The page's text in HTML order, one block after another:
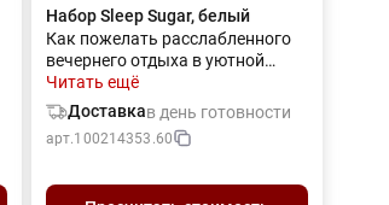
Набор Sleep Sugar, белый
Как пожелать расслабленного
вечернего отдыха в уютной
атмосфере и только приятных
снов после? Sleep Sugar — как
трепетное признание и самая
нежная забота, милый и вместе
подарок. Осталось только
Читать ещё
Доставкав день готовности
арт.100214353.60